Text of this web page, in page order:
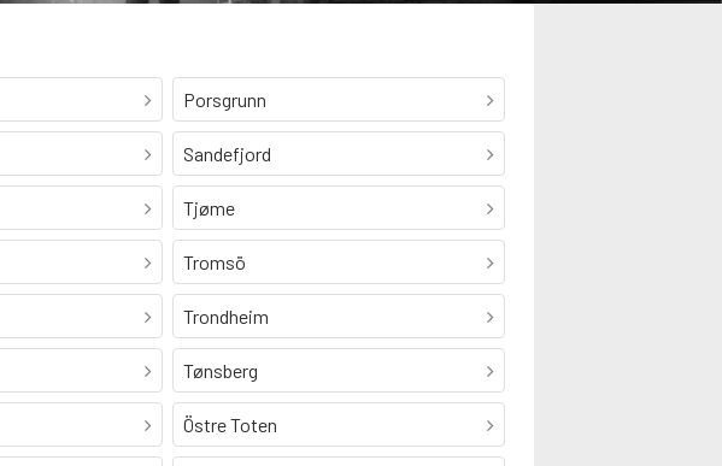
Porsgrunn
Sandefjord
Tjøme
Tromsö
Trondheim
Tønsberg
Östre Toten